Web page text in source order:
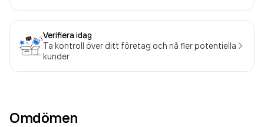
Verifiera idag
Ta kontroll över ditt företag och nå fler potentiella
kunder
Omdömen